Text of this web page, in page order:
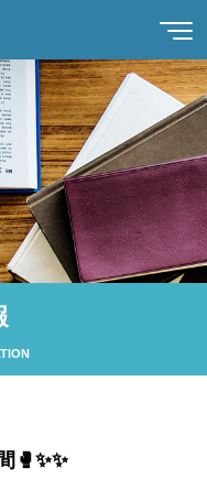
🥊✨✨